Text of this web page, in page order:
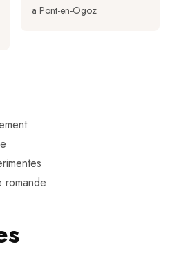
a Pont-en-Ogoz
romande